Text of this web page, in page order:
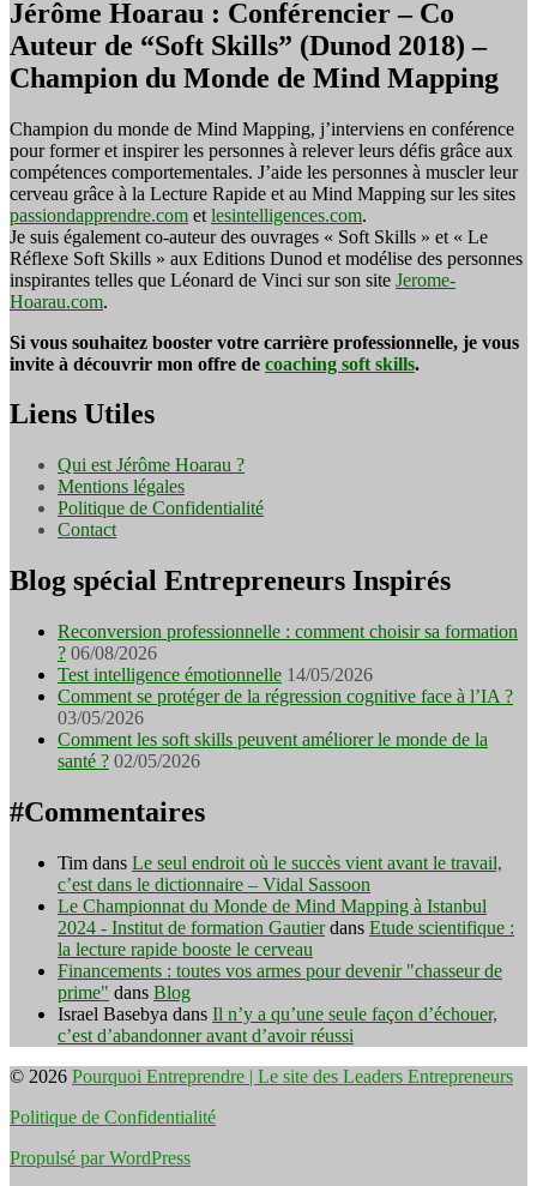
Jérôme Hoarau : Conférencier – Co
Auteur de “Soft Skills” (Dunod 2018) –
Champion du Monde de Mind Mapping
Champion du monde de Mind Mapping, j’interviens en conférence
pour former et inspirer les personnes à relever leurs défis grâce aux
compétences comportementales. J’aide les personnes à muscler leur
cerveau grâce à la Lecture Rapide et au Mind Mapping sur les sites
passiondapprendre.com et lesintelligences.com.
Je suis également co-auteur des ouvrages « Soft Skills » et « Le
Réflexe Soft Skills » aux Editions Dunod et modélise des personnes
inspirantes telles que Léonard de Vinci sur son site Jerome-
Hoarau.com.
Si vous souhaitez booster votre carrière professionnelle, je vous
invite à découvrir mon offre de coaching soft skills.
Liens Utiles
Qui est Jérôme Hoarau ?
Mentions légales
Politique de Confidentialité
Contact
Blog spécial Entrepreneurs Inspirés
Reconversion professionnelle : comment choisir sa formation
? 06/08/2026
Test intelligence émotionnelle 14/05/2026
Comment se protéger de la régression cognitive face à l’IA ?
03/05/2026
Comment les soft skills peuvent améliorer le monde de la
santé ? 02/05/2026
#Commentaires
Tim dans Le seul endroit où le succès vient avant le travail,
c’est dans le dictionnaire – Vidal Sassoon
Le Championnat du Monde de Mind Mapping à Istanbul
2024 - Institut de formation Gautierdans Etude scientifique :
la lecture rapide booste le cerveau
Financements : toutes vos armes pour devenir "chasseur de
prime" dans Blog
Israel Basebya dans Il n’y a qu’une seule façon d’échouer,
c’est d’abandonner avant d’avoir réussi
© 2026 Pourquoi Entreprendre | Le site des Leaders Entrepreneurs
Politique de Confidentialité
Propulsé par WordPress